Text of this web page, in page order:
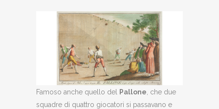
Famoso anche quello del Pallone , che due
squadre di quattro giocatori si passavano e